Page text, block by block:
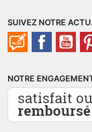
SUIVEZ NOTRE
NOTRE